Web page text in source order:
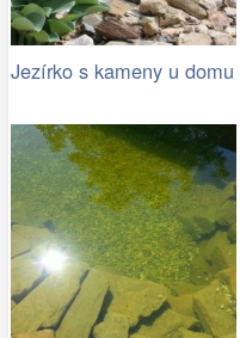
Jezírko s kameny u domu